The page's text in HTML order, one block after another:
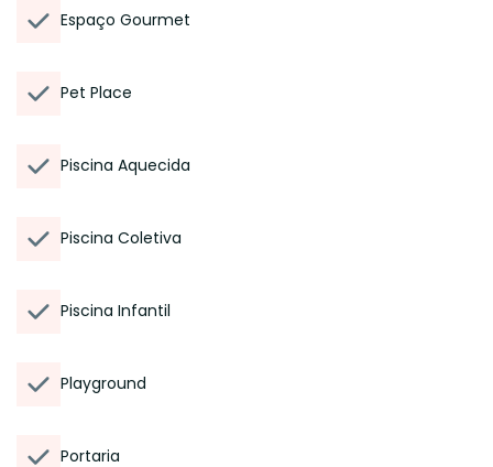
Espaço Gourmet
Pet Place
Piscina Aquecida
Piscina Coletiva
Piscina Infantil
Playground
Portaria